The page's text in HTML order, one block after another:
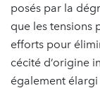
posés par la
que les tensions
efforts pour
cécité d’origine
également